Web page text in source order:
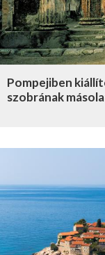
Pompejiben
szobrának